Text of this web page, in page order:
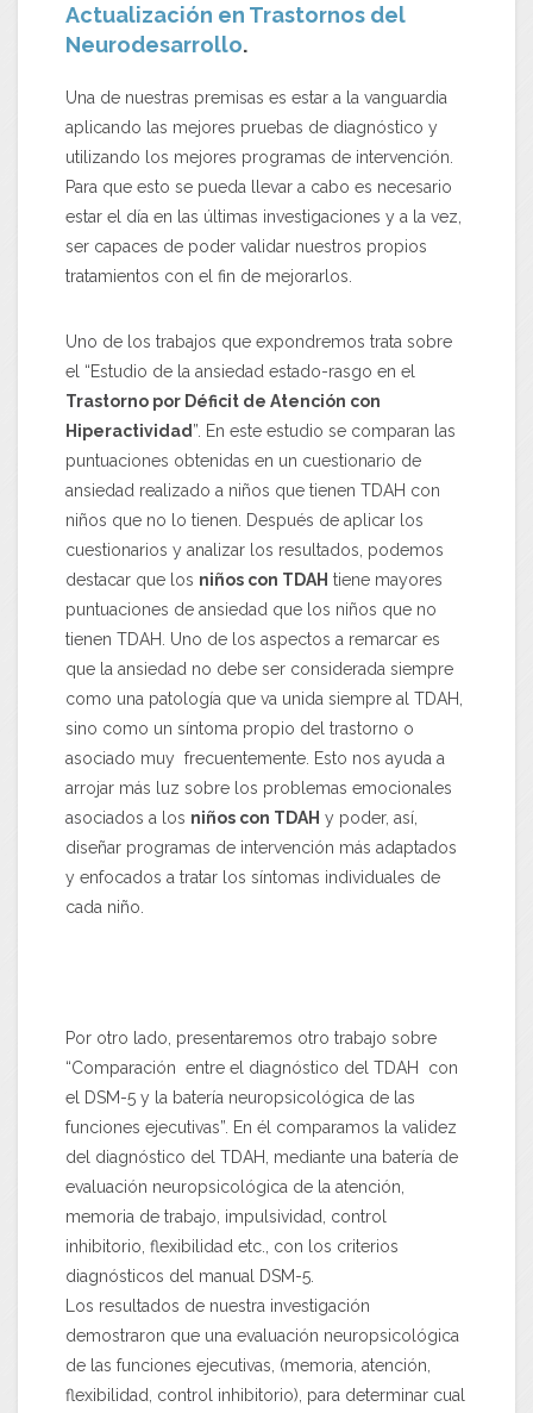
Actualización en Trastornos del
Neurodesarrollo.
Una de nuestras premisas es estar a la vanguardia
aplicando las mejores pruebas de diagnóstico y
utilizando los mejores programas de intervención.
Para que esto se pueda llevar a cabo es necesario
estar el día en las últimas investigaciones y a la vez,
ser capaces de poder validar nuestros propios
tratamientos con el fin de mejorarlos.
Uno de los trabajos que expondremos trata sobre
el “Estudio de la ansiedad estado-rasgo en el
Trastorno por Déficit de Atención con
Hiperactividad ”. En este estudio se comparan las
puntuaciones obtenidas en un cuestionario de
ansiedad realizado a niños que tienen TDAH con
niños que no lo tienen. Después de aplicar los
cuestionarios y analizar los resultados, podemos
destacar que los niños con TDAH tiene mayores
puntuaciones de ansiedad que los niños que no
tienen TDAH. Uno de los aspectos a remarcar es
que la ansiedad no debe ser considerada siempre
como una patología que va unida siempre al TDAH,
sino como un síntoma propio del trastorno o
asociado muy frecuentemente. Esto nos ayuda a
arrojar más luz sobre los problemas emocionales
asociados a los niños con TDAH y poder, así,
diseñar programas de intervención más adaptados
y enfocados a tratar los síntomas individuales de
cada niño.
Por otro lado, presentaremos otro trabajo sobre
“Comparación entre el diagnóstico del TDAH con
el DSM-5 y la batería neuropsicológica de las
funciones ejecutivas”. En él comparamos la validez
del diagnóstico del TDAH, mediante una batería de
evaluación neuropsicológica de la atención,
memoria de trabajo, impulsividad, control
inhibitorio, flexibilidad etc., con los criterios
diagnósticos del manual DSM-5.
Los resultados de nuestra investigación
demostraron que una evaluación neuropsicológica
de las funciones ejecutivas, (memoria, atención,
flexibilidad, control inhibitorio), para determinar cual